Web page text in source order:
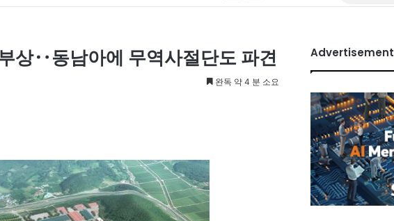
상‥동남아에 무역사절단도 파견
완독 약 4 분 소요
Advertisement